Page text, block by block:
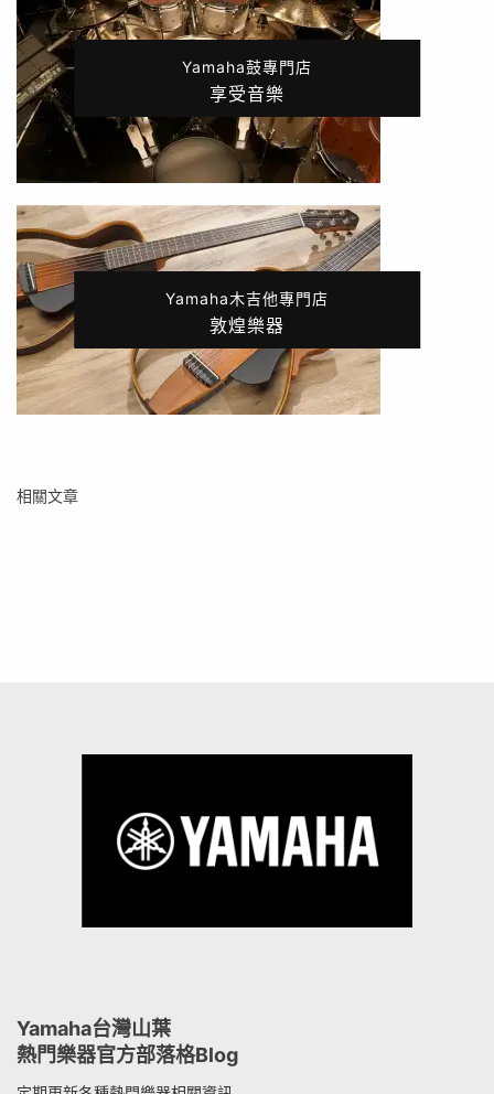
Yamaha鼓專門店
享受音樂
Yamaha木吉他專門店
敦煌樂器
相關文章
Yamaha台灣山葉
熱門樂器官方部落格Blog